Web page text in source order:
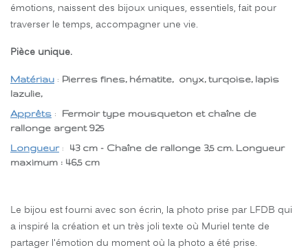
émotions, naissent des bijoux uniques, essentiels, fait pour
traverser le temps, accompagner une vie.
Pièce unique.
Matériau : Pierres fines, hématite, onyx, turqoise, lapis
lazulie,
Apprêts : Fermoir type mousqueton et chaîne de
rallonge argent 925
Longueur:
43 cm - Chaîne de rallonge 3,5 cm. Longueur
maximum : 46,5 cm
Le bijou est fourni avec son écrin, la photo prise par LFDB qui
a inspiré la création et un très joli texte où Muriel tente de
partager l'émotion du moment où la photo a été prise.